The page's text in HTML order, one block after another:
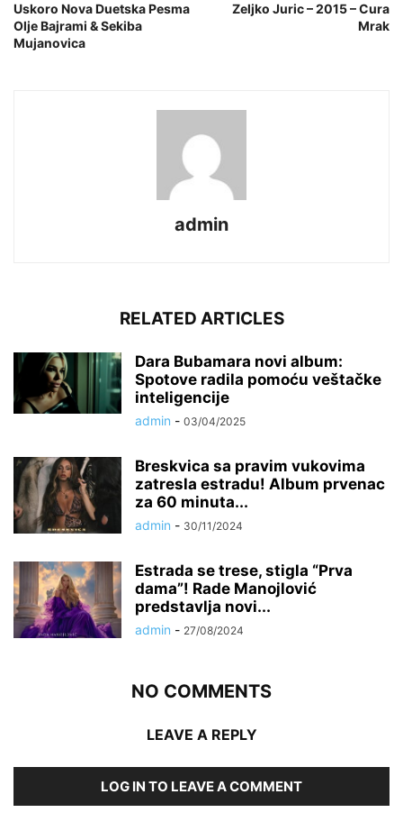
Uskoro Nova Duetska Pesma
Olje Bajrami & Sekiba
Mujanovica
Zeljko Juric – 2015 – Cura
Mrak
admin
RELATED ARTICLES
Dara Bubamara novi album:
Spotove radila pomoću veštačke
inteligencije
admin - 03/04/2025
Breskvica sa pravim vukovima
zatresla estradu! Album prvenac
za 60 minuta...
admin - 30/11/2024
Estrada se trese, stigla “Prva
dama”! Rade Manojlović
predstavlja novi...
admin - 27/08/2024
NO COMMENTS
LEAVE A REPLY
LOG IN TO LEAVE A COMMENT